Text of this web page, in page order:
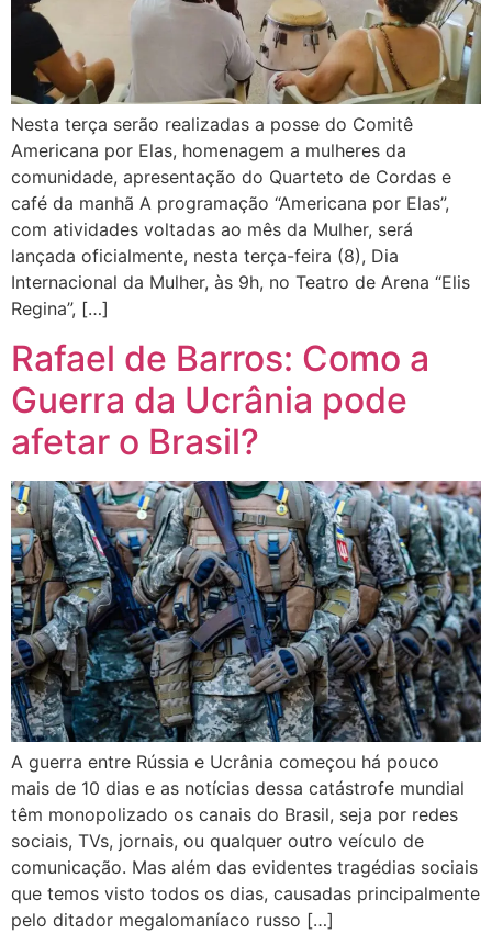
Nesta terça serão realizadas a posse do Comitê
Americana por Elas, homenagem a mulheres da
comunidade, apresentação do Quarteto de Cordas e
café da manhã A programação “Americana por Elas”,
com atividades voltadas ao mês da Mulher, será
lançada oficialmente, nesta terça-feira (8), Dia
Internacional da Mulher, às 9h, no Teatro de Arena “Elis
Regina”, […]
Rafael de Barros: Como a
Guerra da Ucrânia pode
afetar o Brasil?
A guerra entre Rússia e Ucrânia começou há pouco
mais de 10 dias e as notícias dessa catástrofe mundial
têm monopolizado os canais do Brasil, seja por redes
sociais, TVs, jornais, ou qualquer outro veículo de
comunicação. Mas além das evidentes tragédias sociais
que temos visto todos os dias, causadas principalmente
pelo ditador megalomaníaco russo […]